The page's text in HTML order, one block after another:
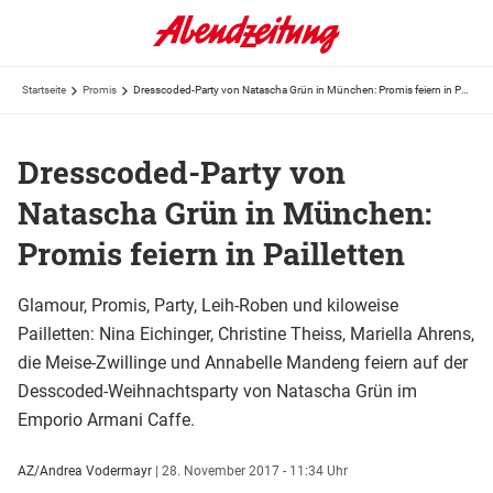
Startseite Promis
Dresscoded-Party von
Natascha Grün in München:
Promis feiern in Pailletten
Glamour, Promis, Party, Leih-Roben und kiloweise
Pailletten: Nina Eichinger, Christine Theiss, Mariella Ahrens,
die Meise-Zwillinge und Annabelle Mandeng feiern auf der
Desscoded-Weihnachtsparty von Natascha Grün im
Emporio Armani Caffe.
AZ/Andrea Vodermayr | 28. November 2017 - 11:34 Uhr